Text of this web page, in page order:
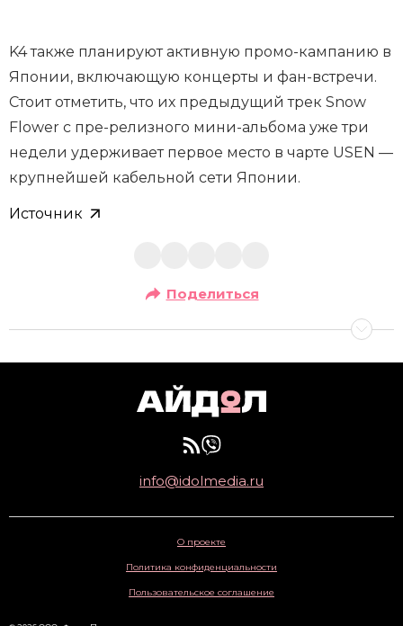
K4 также планируют активную промо-кампанию в
Японии, включающую концерты и фан-встречи.
Стоит отметить, что их предыдущий трек Snow
Flower с пре-релизного мини-альбома уже три
недели удерживает первое место в чарте USEN —
крупнейшей кабельной сети Японии.
Источник
Поделиться
info@idolmedia.ru
О проекте
Политика конфиденциальности
Пользовательское соглашение